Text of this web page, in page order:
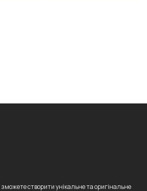
створити унікальне та оригінальне